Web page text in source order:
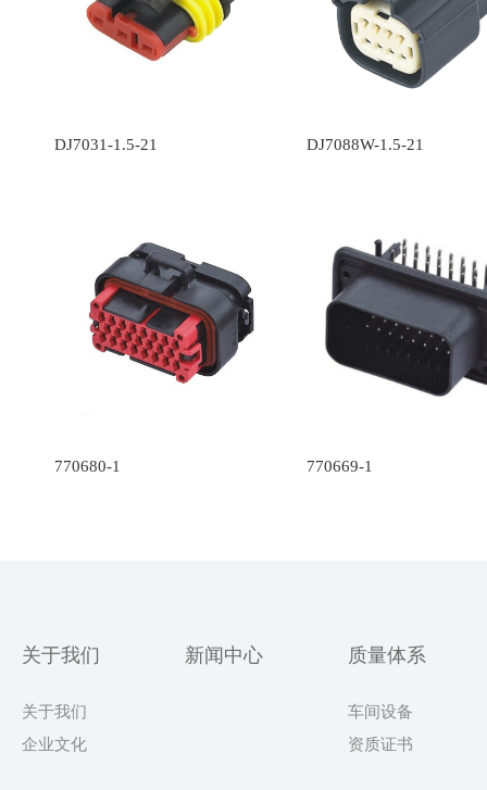
DJ7031-1.5-21 DJ7088W-1.5-21
770680-1 770669-1
关于我们
关于我们
企业文化
新闻中心 质量体系
车间设备
资质证书